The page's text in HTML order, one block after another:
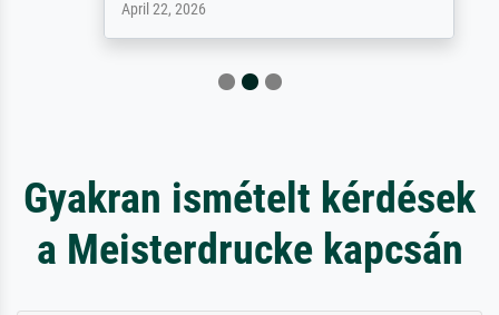
April 22, 2026
Gyakran ismételt kérdések
a Meisterdrucke kapcsán